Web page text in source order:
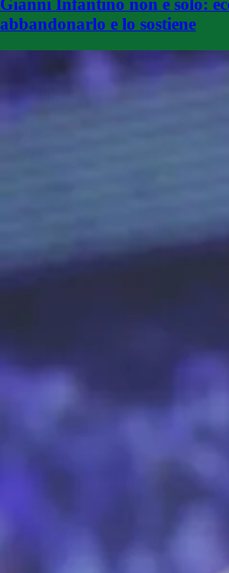
abbandonarlo e lo sostiene